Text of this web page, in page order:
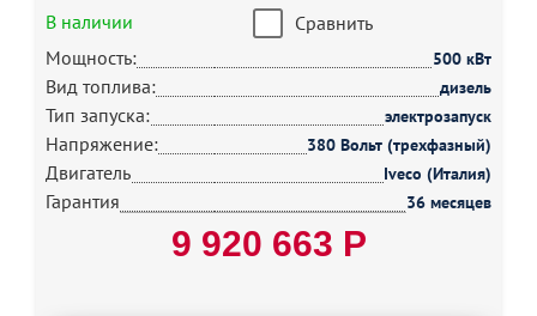
В наличии
Сравнить
Мощность:
500 кВт
Вид топлива: дизель
Тип запуска: электрозапуск
Напряжение: 380 Вольт (трехфазный)
Двигатель Iveco (Италия)
Гарантия 36 месяцев
9 920 663 Р